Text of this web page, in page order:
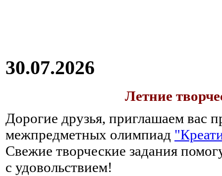
30.07.2026
Летние
Дорогие друзья, приглашаем вас
межпредметных олимпиад
Свежие творческие задания
с удовольствием!